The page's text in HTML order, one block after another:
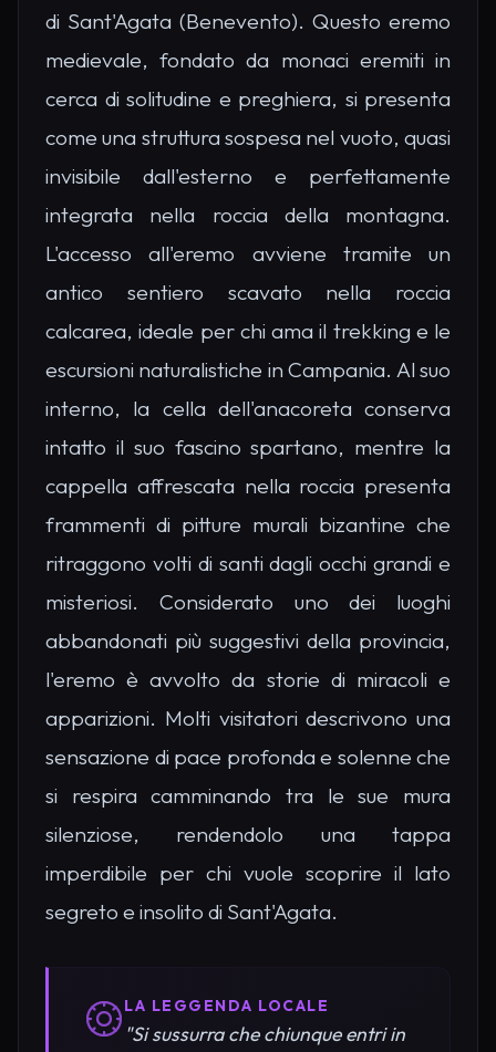
di Sant'Agata (Benevento). Questo eremo
medievale, fondato da monaci eremiti in
cerca di solitudine e preghiera, si presenta
come una struttura sospesa nel vuoto, quasi
invisibile dall'esterno e perfettamente
integrata nella roccia della montagna.
L'accesso all'eremo avviene tramite un
antico sentiero scavato nella roccia
calcarea, ideale per chi ama il trekking e le
escursioni naturalistiche in Campania. Al suo
interno, la cella dell'anacoreta conserva
intatto il suo fascino spartano, mentre la
cappella affrescata nella roccia presenta
frammenti di pitture murali bizantine che
ritraggono volti di santi dagli occhi grandi e
misteriosi. Considerato uno dei luoghi
abbandonati più suggestivi della provincia,
l'eremo è avvolto da storie di miracoli e
apparizioni. Molti visitatori descrivono una
sensazione di pace profonda e solenne che
si respira camminando tra le sue mura
silenziose, rendendolo una tappa
imperdibile per chi vuole scoprire il lato
segreto e insolito di Sant'Agata.
LA LEGGENDA LOCALE
"Si sussurra che chiunque entri in